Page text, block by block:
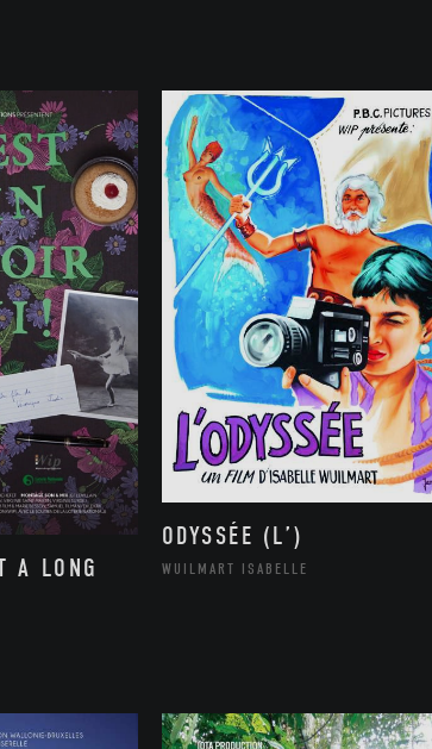
A LONG
ODYSSÉE (L’)
WUILMART ISABELLE